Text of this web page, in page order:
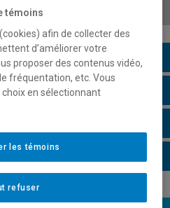
témoins
afin de collecter des
d’améliorer votre
proposer des contenus vidéo,
fréquentation, etc. Vous
en sélectionnant
refuser
les témoins